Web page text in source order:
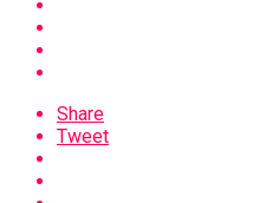
Share
Tweet